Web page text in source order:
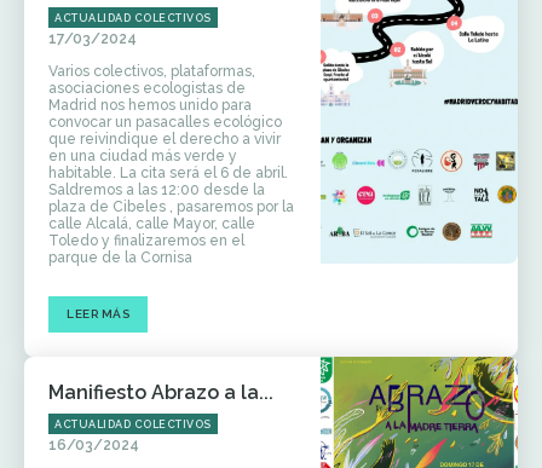
ACTUALIDAD COLECTIVOS
17/03/2024
Varios colectivos, plataformas,
asociaciones ecologistas de
Madrid nos hemos unido para
convocar un pasacalles ecológico
que reivindique el derecho a vivir
en una ciudad más verde y
habitable. La cita será el 6 de abril.
Saldremos a las 12:00 desde la
plaza de Cibeles , pasaremos por la
calle Alcalá, calle Mayor, calle
Toledo y finalizaremos en el
parque de la Cornisa
LEER MÁS
Manifiesto Abrazo a la...
ACTUALIDAD COLECTIVOS
16/03/2024